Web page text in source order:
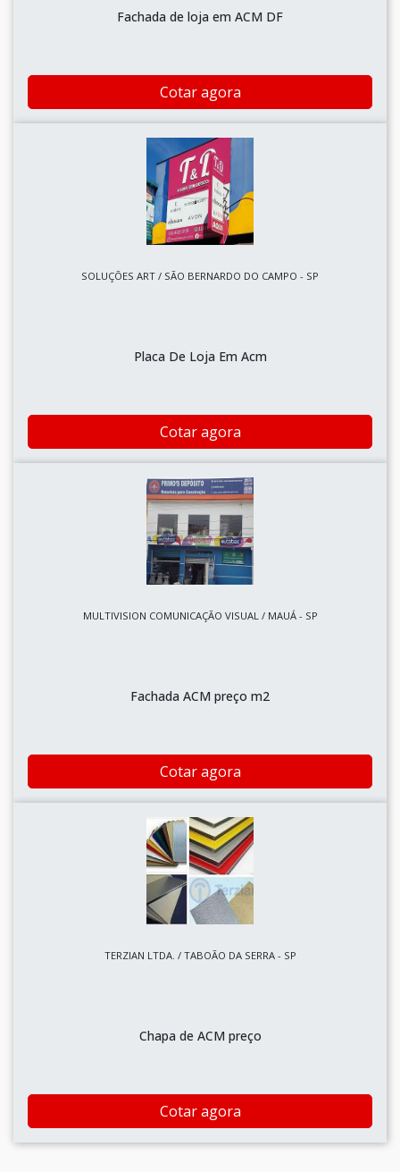
Fachada de loja em ACM DF
Cotar agora
SOLUÇÕES ART / SÃO BERNARDO DO CAMPO - SP
Placa De Loja Em Acm
Cotar agora
MULTIVISION COMUNICAÇÃO VISUAL / MAUÁ - SP
Fachada ACM preço m2
Cotar agora
TERZIAN LTDA. / TABOÃO DA SERRA - SP
Chapa de ACM preço
Cotar agora